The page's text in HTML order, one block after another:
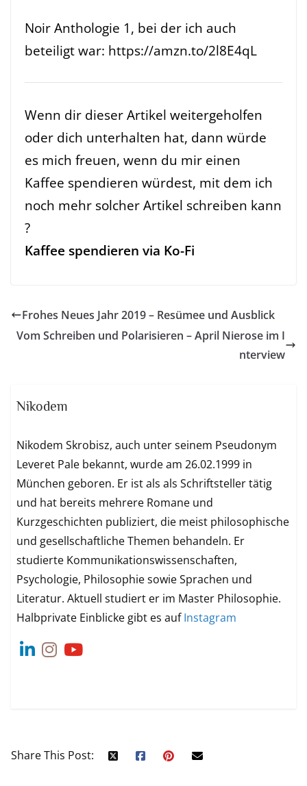
Noir Anthologie 1, bei der ich auch
beteiligt war: https://amzn.to/2l8E4qL
Wenn dir dieser Artikel weitergeholfen
oder dich unterhalten hat, dann würde
es mich freuen, wenn du mir einen
Kaffee spendieren würdest, mit dem ich
noch mehr solcher Artikel schreiben kann
?
Kaffee spendieren via Ko-Fi
Frohes Neues Jahr 2019 – Resümee und Ausblick
Vom Schreiben und Polarisieren – April Nierose im I
nterview
Nikodem
Nikodem Skrobisz, auch unter seinem Pseudonym
Leveret Pale bekannt, wurde am 26.02.1999 in
München geboren. Er ist als als Schriftsteller tätig
und hat bereits mehrere Romane und
Kurzgeschichten publiziert, die meist philosophische
und gesellschaftliche Themen behandeln. Er
studierte Kommunikationswissenschaften,
Psychologie, Philosophie sowie Sprachen und
Literatur. Aktuell studiert er im Master Philosophie.
Halbprivate Einblicke gibt es aufInstagram
Share This Post: